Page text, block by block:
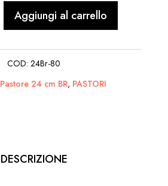
Aggiungi al carrello
COD:24Br-80
Pastore 24 cm BR, PASTORI
DESCRIZIONE